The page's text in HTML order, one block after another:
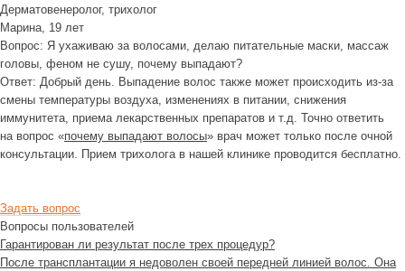
Дерматовенеролог, трихолог
Марина, 19 лет
Вопрос: Я ухаживаю за волосами, делаю питательные маски, массаж
головы, феном не сушу, почему выпадают?
Ответ: Добрый день. Выпадение волос также может происходить из-за
смены температуры воздуха, изменениях в питании, снижения
иммунитета, приема лекарственных препаратов и т.д. Точно ответить
на вопрос «почему выпадают волосы» врач может только после очной
консультации. Прием трихолога в нашей клинике проводится бесплатно.
Задать вопрос
Вопросы пользователей
Гарантирован ли результат после трех процедур?
После трансплантации я недоволен своей передней линией волос. Она